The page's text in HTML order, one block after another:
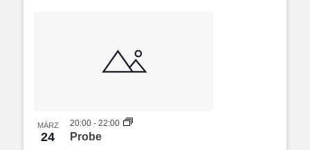
MÄRZ
24 Probe
20:00-22:00